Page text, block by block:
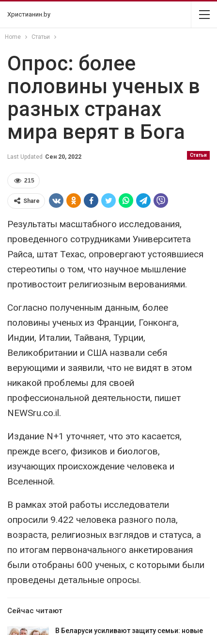
Христианин.by
Home Статьи
Опрос: более
половины ученых в
разных странах
мира верят в Бога
Статьи
Last Updated Сен 20, 2022
215
Share
Результаты масштабного исследования,
проведенного сотрудниками Университета
Райса, штат Техас, опровергают устоявшиеся
стереотипы о том, что научное мышление
противостоит религиозным верованиями.
Согласно полученным данным, более
половины ученых из Франции, Гонконга,
Индии, Италии, Тайваня, Турции,
Великобритании и США назвали себя
верующими и заявили, что не видят в этом
никакой проблемы для своей
профессиональной деятельности, пишет
NEWSru.co.il.
Издание N+1 уточняет, что это касается,
прежде всего, физиков и биологов,
изучающих происхождение человека и
Вселенной.
В рамках этой работы исследователи
опросили 9.422 человека разного пола,
возраста, религиозных взглядов и статуса, а
по итогам первоначального анкетирования
были отобраны 600 ученых, с которыми были
проведены детальные опросы.
Сейчас читают
В Беларуси усиливают защиту семьи: новые